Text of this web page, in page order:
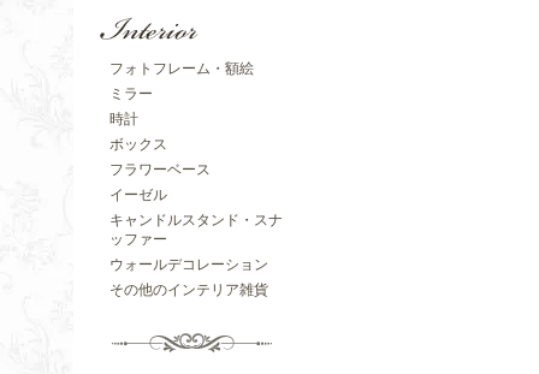
フォトフレーム・額絵
ミラー
時計
ボックス
フラワーベース
イーゼル
キャンドルスタンド・スナ
ッファー
ウォールデコレーション
その他のインテリア雑貨